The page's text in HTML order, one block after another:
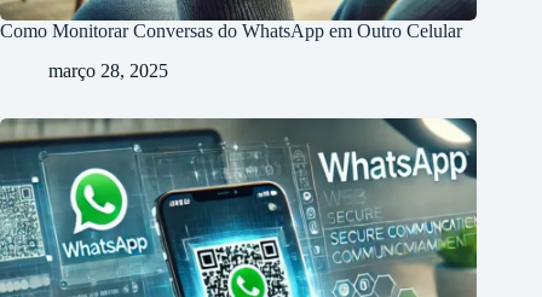
Como Monitorar Conversas do WhatsApp em Outro Celular
março 28, 2025